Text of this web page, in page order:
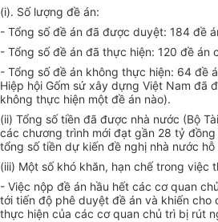
(i). Số lượng đề án:
- Tổng số đề án đã được duyệt: 184 đề
- Tổng số đề án đã thực hiện: 120 đề án
- Tổng số đề án không thực hiện: 64 đề
Hiệp hội Gốm sứ xây dựng Việt Nam đã
không thực hiện một đề án nào).
(ii) Tổng số tiền đã được nhà nước (Bộ
các chương trình mới đạt gần 28 tỷ đồng
tổng số tiền dự kiến đề nghị nhà nước
(iii) Một số khó khăn, hạn chế trong việc
- Việc nộp đề án hầu hết các cơ quan
tới tiến độ phê duyệt đề án và khiến cho
thực hiện của các cơ quan chủ trì bị rút